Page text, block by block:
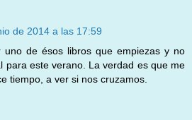
de 2014 a las 17:59
uno de ésos libros que empiezas y no
para este verano. La verdad es que me
tiempo, a ver si nos cruzamos.